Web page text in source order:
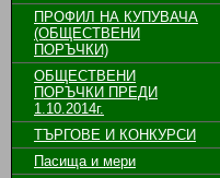
ПРОФИЛ НА КУПУВАЧА
(ОБЩЕСТВЕНИ
ПОРЪЧКИ)
ОБЩЕСТВЕНИ
ПОРЪЧКИ ПРЕДИ
1.10.2014г.
ТЪРГОВЕ И КОНКУРСИ
Пасища и мери